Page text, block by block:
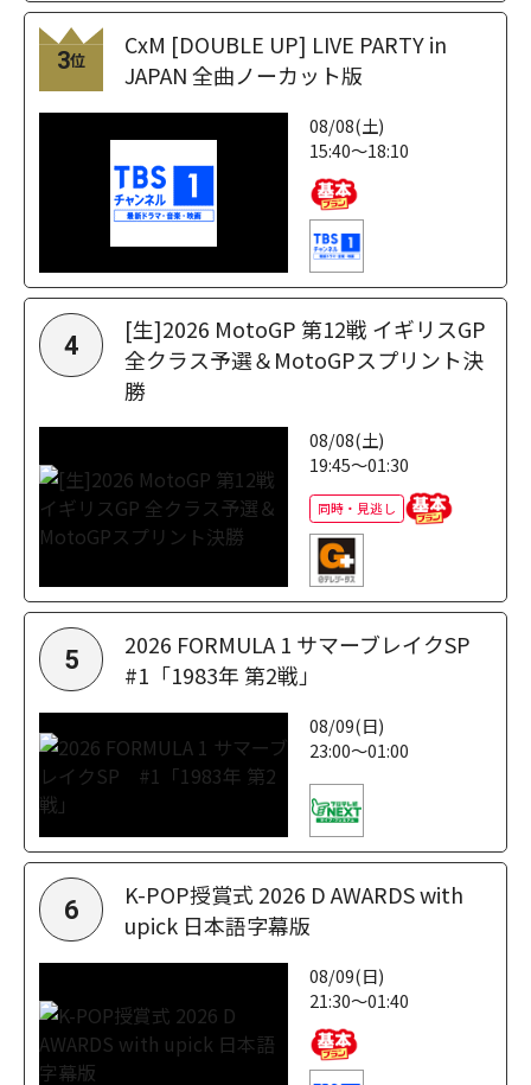
3位
CxM [DOUBLE UP] LIVE PARTY in
JAPAN 全曲ノーカット版
08/08(土)
15:40～18:10
4
[生]2026 MotoGP 第12戦 イギリスGP
全クラス予選＆MotoGPスプリント決
勝
08/08(土)
19:45～01:30
同時・見逃し
5
2026 FORMULA 1 サマーブレイクSP
#1「1983年 第2戦」
08/09(日)
23:00～01:00
6
K-POP授賞式 2026 D AWARDS with
upick 日本語字幕版
08/09(日)
21:30～01:40